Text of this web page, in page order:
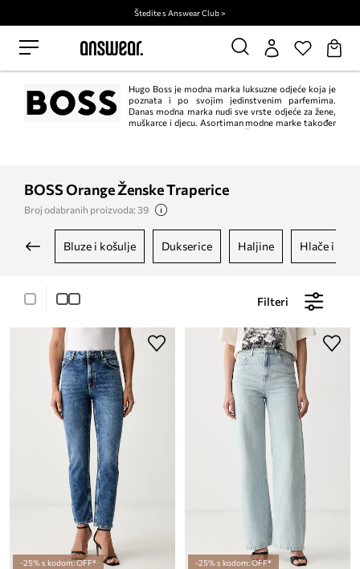
Štedite s Answear Club >
Hugo Boss je modna marka luksuzne odjeće koja je
poznata i po svojim jedinstvenim parfemima.
Danas modna marka nudi sve vrste odjeće za žene,
muškarce i djecu. Asortiman modne marke također
BOSS Orange Ženske Traperice
Broj odabranih proizvoda: 39
bluze i košulje dukserice haljine hlače i
Filteri
-25% s kodom: OFF* -25% s kodom: OFF*